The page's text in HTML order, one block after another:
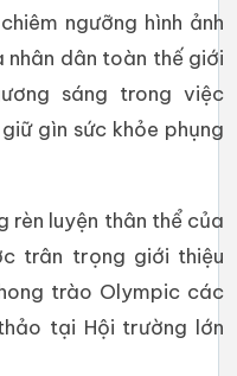
ngưỡng hình ảnh
nhân dân toàn thế giới
sáng trong việc
gìn sức khỏe phụng
luyện thân thể của
trân trọng giới thiệu
trào Olympic các
tại Hội trường lớn